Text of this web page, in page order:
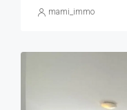
mami_immo